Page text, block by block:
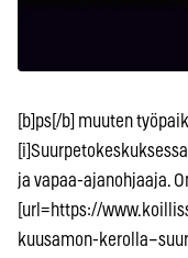
[b]ps[/b] muuten
ja vapaa-ajanohjaaja.
[url=https://
kuusamon-